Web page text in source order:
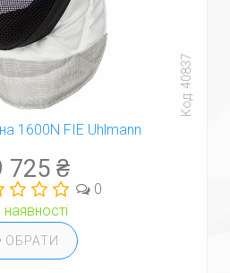
Код: 40837
1600N FIE Uhlmann
725 ₴
0
наявності
ОБРАТИ